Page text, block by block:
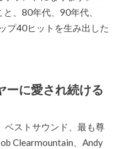
、80年代、90年代、
プ40ヒットを生み出した
ーに愛され続ける
ベストサウンド、最も尊
Clearmountain、Andy